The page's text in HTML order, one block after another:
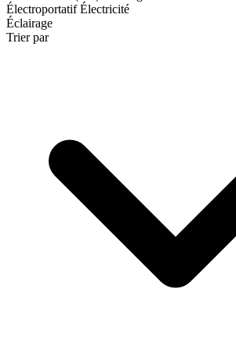
ÉlectroportatifÉlectricité
Éclairage
Trier par